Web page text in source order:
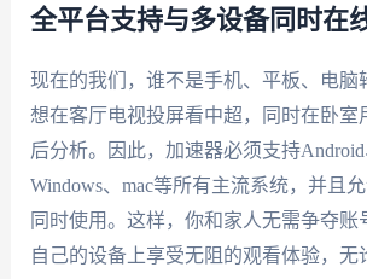
全平台支持与多设备同时在
现在的我们，谁不是手机、平板、电脑
想在客厅电视投屏看中超，同时在卧室
后分析。因此，加速器必须支持Android
Windows、mac等所有主流系统，并且
同时使用。这样，你和家人无需争夺账
自己的设备上享受无阻的观看体验，无